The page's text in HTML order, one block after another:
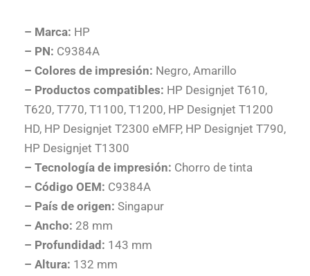
– Marca: HP
– PN: C9384A
– Colores de impresión: Negro, Amarillo
– Productos compatibles: HP Designjet T610,
T620, T770, T1100, T1200, HP Designjet T1200
HD, HP Designjet T2300 eMFP, HP Designjet T790,
HP Designjet T1300
– Tecnología de impresión: Chorro de tinta
– Código OEM: C9384A
– País de origen: Singapur
– Ancho: 28 mm
– Profundidad: 143 mm
– Altura: 132 mm